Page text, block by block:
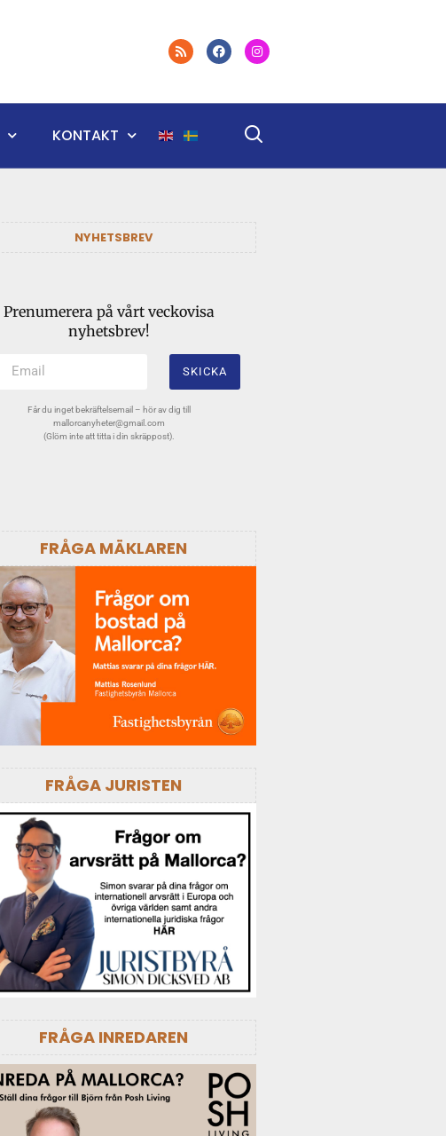
KONTAKT
NYHETSBREV
Prenumerera på vårt veckovisa
nyhetsbrev!
SKICKA
Får du inget bekräftelsemail – hör av dig till
mallorcanyheter@gmail.com
(Glöm inte att titta i din skräppost).
FRÅGA MÄKLAREN
FRÅGA JURISTEN
FRÅGA INREDAREN